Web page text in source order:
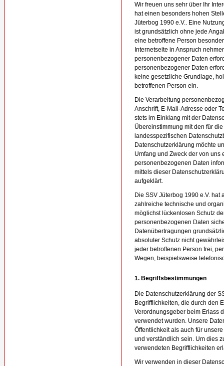
Wir freuen uns sehr über Ihr
hat einen besonders hohen
Jüterbog 1990 e.V.. Eine
ist grundsätzlich ohne jede
eine betroffene Person
Internetseite in Anspruch
personenbezogener Daten
personenbezogener Daten
keine gesetzliche Grundlage,
betroffenen Person ein.
Die Verarbeitung
Anschrift, E-Mail-Adresse oder
stets im Einklang mit der
Übereinstimmung mit den für
landesspezifischen
Datenschutzerklärung möchte
Umfang und Zweck der von
personenbezogenen Daten
mittels dieser
aufgeklärt.
Die SSV Jüterbog 1990 e.V. hat
zahlreiche technische und
möglichst lückenlosen Schutz
personenbezogenen Daten
Datenübertragungen
absoluter Schutz nicht
jeder betroffenen Person frei,
Wegen, beispielsweise
1. Begriffsbestimmungen
Die Datenschutzerklärung der
Begrifflichkeiten, die durch den
Verordnungsgeber beim Erlass
verwendet wurden. Unsere
Öffentlichkeit als auch für
und verständlich sein. Um dies
verwendeten Begrifflichkeiten
Wir verwenden in dieser